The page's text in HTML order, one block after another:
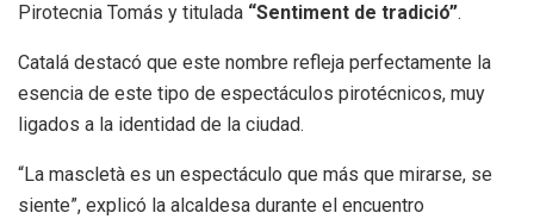
Pirotecnia Tomás y titulada “Sentiment de tradició”.
Catalá destacó que este nombre refleja perfectamente la
esencia de este tipo de espectáculos pirotécnicos, muy
ligados a la identidad de la ciudad.
“La mascletà es un espectáculo que más que mirarse, se
siente”, explicó la alcaldesa durante el encuentro